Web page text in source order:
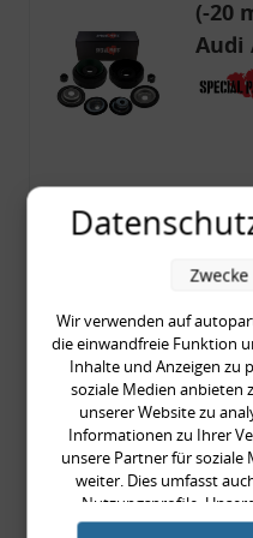
(-20
Audi
Zum
Audi
OE-
Wir verwenden auf
die einwandfreie Funktion
Inhalte und Anzeigen zu
soziale Medien anbieten
unserer Website zu
Informationen zu Ihrer
unsere Partner für soziale
weiter. Dies umfasst
Nutzungsprofile.
Products) führen diese
Zwecke